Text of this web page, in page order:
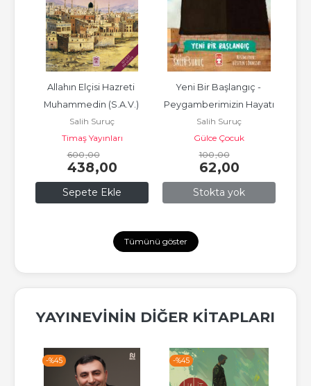
Sepete Ekle
Allahın Elçisi Hazreti
Muhammedin (S.A.V.)
Hayatı
Salih Suruç
Timaş Yayınları
600,00
438,00
Stokta yok
Yeni Bir Başlangıç -
Peygamberimizin Hayatı
Salih Suruç
Gülce Çocuk
100,00
62,00
Tümünü göster
YAYINEVININ DIĞER KITAPLARI
-%45 -%45